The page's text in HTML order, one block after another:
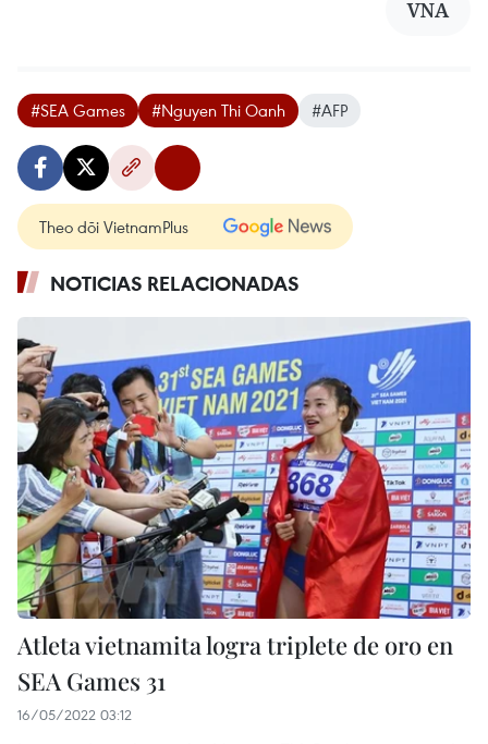
VNA
#SEA Games #Nguyen Thi Oanh #AFP
Theo dõi VietnamPlus
NOTICIAS RELACIONADAS
Atleta vietnamita logra triplete de oro en
SEA Games 31
16/05/2022 03:12